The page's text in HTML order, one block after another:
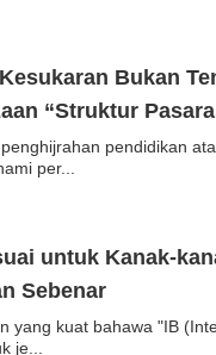
Bukan
“Struktur
pendidikan
per...
untuk Kanak-
Sebenar
yang kuat bahawa "IB
je...